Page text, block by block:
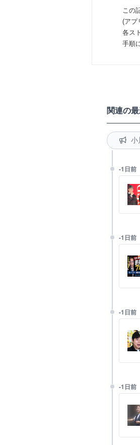
この
(アプ
各ス
手順
関連の
小
-1日前
-1日前
-1日前
-1日前